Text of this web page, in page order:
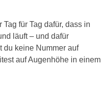
für Tag dafür, dass in
läuft – und dafür
du keine Nummer auf
auf Augenhöhe in einem